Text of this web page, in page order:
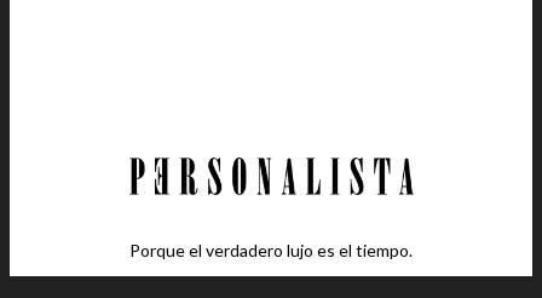
Porque el verdadero lujo es el tiempo.